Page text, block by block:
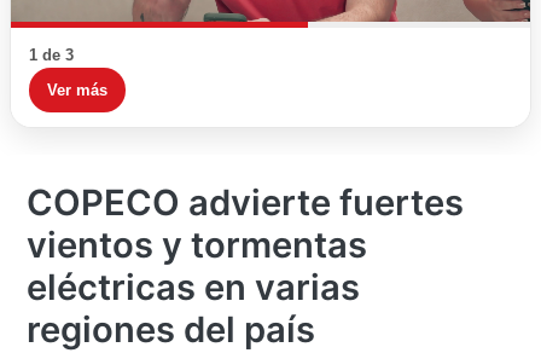
1 de 3
Ver más
COPECO advierte fuertes
vientos y tormentas
eléctricas en varias
regiones del país